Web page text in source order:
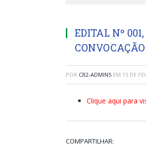
EDITAL Nº
CONVOCAÇÃO
POR CR2-ADMIN5 EM 15 DE
Clique aqui para
COMPARTILHAR: